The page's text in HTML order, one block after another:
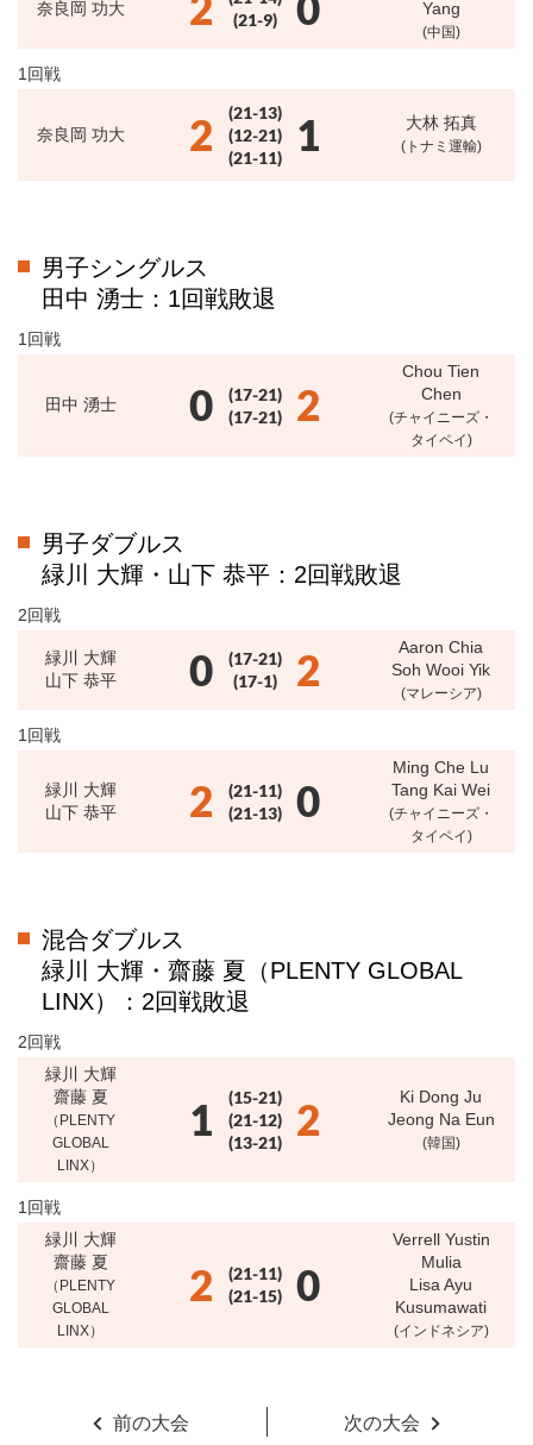
奈良岡 功大
(21-9)
Yang
(中国)
1回戦
奈良岡 功大 2
(21-13)
(12-21)
(21-11)
1 大林 拓真
(トナミ運輸)
男子シングルス
田中 湧士：1回戦敗退
1回戦
田中 湧士 0
(17-21)
(17-21)
2
Chou Tien
Chen
(チャイニーズ・
タイペイ)
男子ダブルス
緑川 大輝・山下 恭平：2回戦敗退
2回戦
緑川 大輝
山下 恭平
0
(17-21)
(17-1)
2
Aaron Chia
Soh Wooi Yik
(マレーシア)
1回戦
緑川 大輝
山下 恭平
2
(21-11)
(21-13)
0
Ming Che Lu
Tang Kai Wei
(チャイニーズ・
タイペイ)
混合ダブルス
緑川 大輝・齋藤 夏（PLENTY GLOBAL
LINX）：2回戦敗退
2回戦
緑川 大輝
齋藤 夏
（PLENTY
GLOBAL
LINX）
1
(15-21)
(21-12)
(13-21)
2
Ki Dong Ju
Jeong Na Eun
(韓国)
1回戦
緑川 大輝
齋藤 夏
（PLENTY
GLOBAL
LINX）
2
(21-11)
(21-15)
0
Verrell Yustin
Mulia
Lisa Ayu
Kusumawati
(インドネシア)
前の大会 次の大会